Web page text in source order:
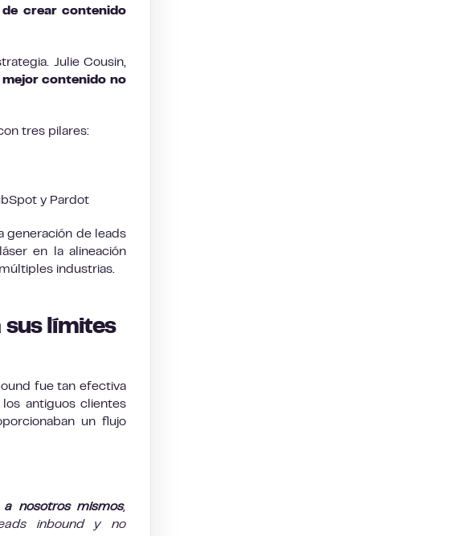
crear contenido
Julie Cousin,
contenido no
tres pilares:
y Pardot
generación de leads
en la alineación
industrias.
sus límites
fue tan efectiva
antiguos clientes
un flujo
nosotros mismos,
inbound y no